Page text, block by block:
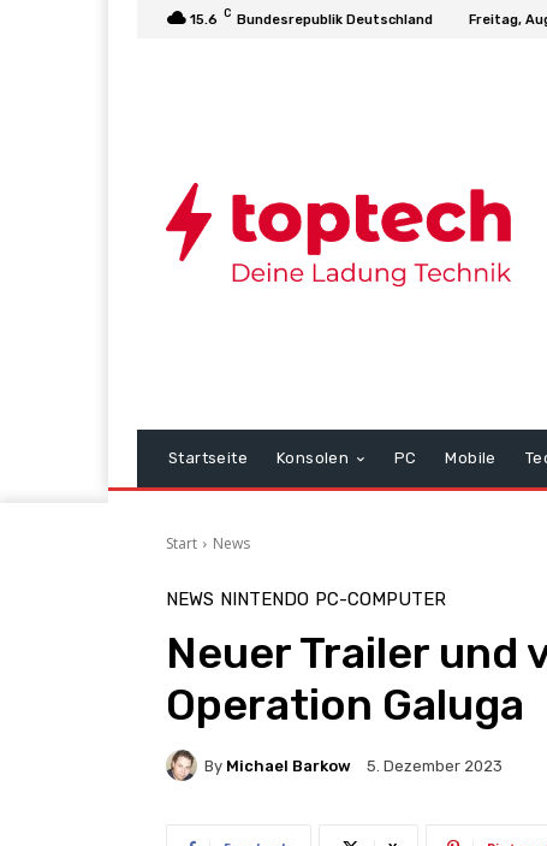
15.6 C Bundesrepublik Deutschland Freitag,
Startseite Konsolen PC Mobile
Start News
NEWS NINTENDO PC-COMPUTER
Neuer Trailer und
Operation Galuga
By Michael Barkow 5. Dezember 2023